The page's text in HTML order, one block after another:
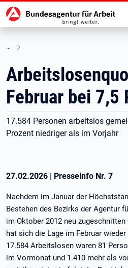
zu den Hauptinhalten springen
Hauptnavigation
Februar bei 7,5
17.584 Personen arbeitslos
Prozent niedriger als im Vorjahr
27.02.2026 | Presseinfo Nr. 7
Nachdem im Januar der
Bestehen des Bezirks der Agentur
im Oktober 2012 neu
hat sich die Lage im Februar
17.584 Arbeitslosen waren 81
im Vormonat und 1.410 mehr als